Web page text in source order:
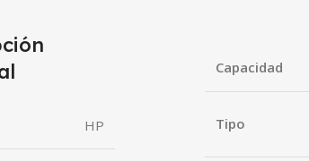
HP
Capacidad
Tipo